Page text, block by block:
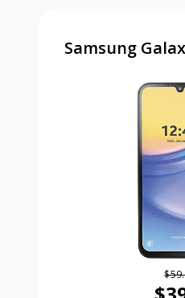
Samsung